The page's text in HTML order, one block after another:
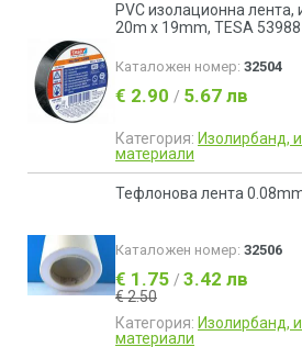
PVC изолационна лента,
20m x 19mm, TESA 53988
Каталожен номер: 32504
€ 2.90 / 5.67 лв
Категория: Изолирбанд,
материали
Тефлонова лента
Каталожен номер: 32506
€ 1.75 / 3.42 лв
€ 2.50
Категория: Изолирбанд,
материали